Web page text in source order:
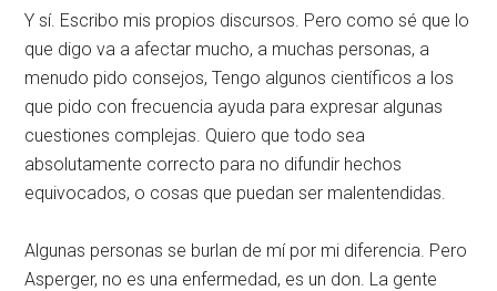
Y sí. Escribo mis propios discursos. Pero como sé que lo
que digo va a afectar mucho, a muchas personas, a
menudo pido consejos, Tengo algunos científicos a los
que pido con frecuencia ayuda para expresar algunas
cuestiones complejas. Quiero que todo sea
absolutamente correcto para no difundir hechos
equivocados, o cosas que puedan ser malentendidas.
Algunas personas se burlan de mí por mi diferencia. Pero
Asperger, no es una enfermedad, es un don. La gente